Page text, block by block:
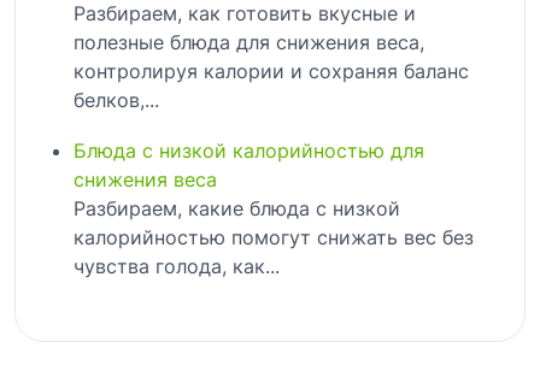
Разбираем, как готовить вкусные и
полезные блюда для снижения веса,
контролируя калории и сохраняя баланс
белков,...
Блюда с низкой калорийностью для
снижения веса
Разбираем, какие блюда с низкой
калорийностью помогут снижать вес без
чувства голода, как...